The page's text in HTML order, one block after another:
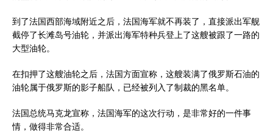
到了法国西部海域附近之后，法国海军就不再装了，直接派出军舰
截停了长滩岛号油轮，并派出海军特种兵登上了这艘被跟了一路的
大型油轮。
在扣押了这艘油轮之后，法国方面宣称，这艘装满了俄罗斯石油的
油轮属于俄罗斯的影子船队，已经被列入了制裁的黑名单。
法国总统马克龙宣称，法国海军的这次行动，是非常好的一件事
情，做得非常合适。